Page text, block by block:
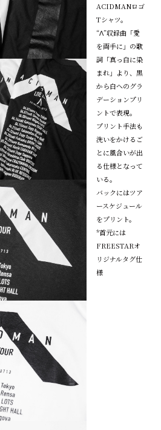
ACIDMANロゴ
Tシャツ。
“Λ”収録曲「愛
を両手に」の歌
詞「真っ白に染
まれ」より、黒
から白へのグラ
デーションプリ
ントで表現。
プリント手法も
洗いをかけるご
とに風合いが出
る仕様となって
いる。
バックにはツア
ースケジュール
をプリント。
*首元には
FREESTARオ
リジナルタグ仕
様